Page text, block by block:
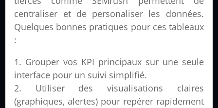
centraliser et de personaliser les données.
Quelques bonnes pratiques pour ces tableaux
:
Grouper vos KPI principaux sur une seule
interface pour un suivi simplifié.
Utiliser des visualisations claires
(graphiques, alertes) pour repérer rapidement